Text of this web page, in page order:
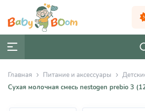
Главная Питание и аксессуары
Сухая молочная смесь nestogen prebio 3